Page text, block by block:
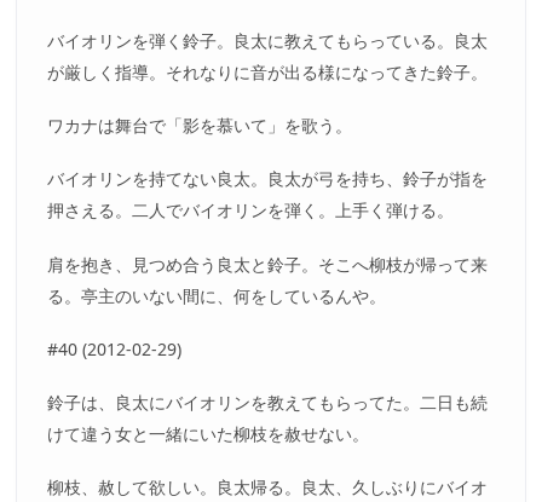
バイオリンを弾く鈴子。良太に教えてもらっている。良太
が厳しく指導。それなりに音が出る様になってきた鈴子。
ワカナは舞台で「影を慕いて」を歌う。
バイオリンを持てない良太。良太が弓を持ち、鈴子が指を
押さえる。二人でバイオリンを弾く。上手く弾ける。
肩を抱き、見つめ合う良太と鈴子。そこへ柳枝が帰って来
る。亭主のいない間に、何をしているんや。
#40 (2012-02-29)
鈴子は、良太にバイオリンを教えてもらってた。二日も続
けて違う女と一緒にいた柳枝を赦せない。
柳枝、赦して欲しい。良太帰る。良太、久しぶりにバイオ